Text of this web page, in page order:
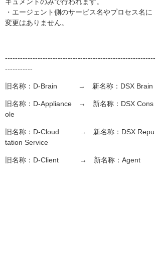
・エージェント側のサービス名やプロセス名に
変更はありません。
------------------------------------------------------------
-----------
旧名称：D-Brain → 新名称：DSX Brain
旧名称：D-Appliance → 新名称：DSX Cons
ole
旧名称：D-Cloud → 新名称：DSX Repu
tation Service
旧名称：D-Client → 新名称：Agent